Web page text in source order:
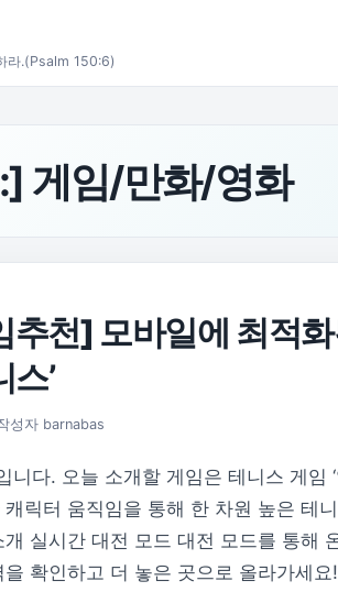
라.(Psalm 150:6)
게임/만화/영화
추천] 모바일에 최적
스’
성자 barnabas
니다. 오늘 소개할 게임은 테니스 게임
릭터 움직임을 통해 한 차원 높은 테
실시간 대전 모드 대전 모드를 통해
을 확인하고 더 놓은 곳으로 올라가세